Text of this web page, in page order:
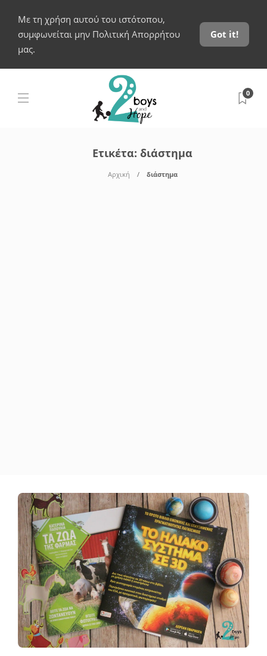
Με τη χρήση αυτού του ιστότοπου,
συμφωνείται μην Πολιτική Απορρήτου
μας.
Got it!
0
Ετικέτα: διάστημα
Αρχική διάστημα